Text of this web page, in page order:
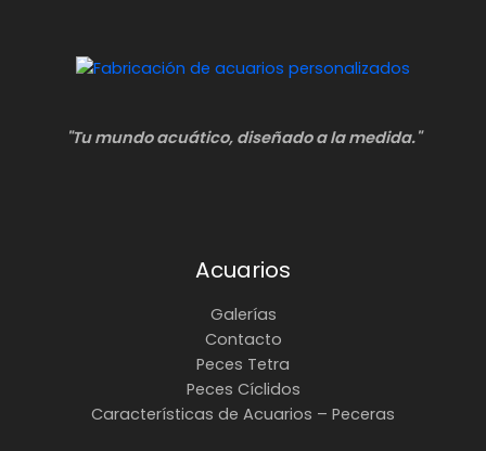
"Tu mundo acuático, diseñado a la medida."
Acuarios
Galerías
Contacto
Peces Tetra
Peces Cíclidos
Características de Acuarios – Peceras